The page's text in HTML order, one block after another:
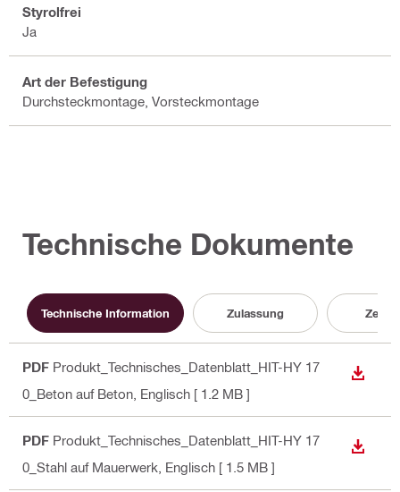
Styrolfrei
Ja
Art der Befestigung
Durchsteckmontage, Vorsteckmontage
Technische Dokumente
Technische Information Zulassung
PDF Produkt_Technisches_Datenblatt_HIT-HY 17
0_Beton auf Beton , Englisch [ 1.2 MB ]
PDF Produkt_Technisches_Datenblatt_HIT-HY 17
0_Stahl auf Mauerwerk , Englisch [ 1.5 MB ]